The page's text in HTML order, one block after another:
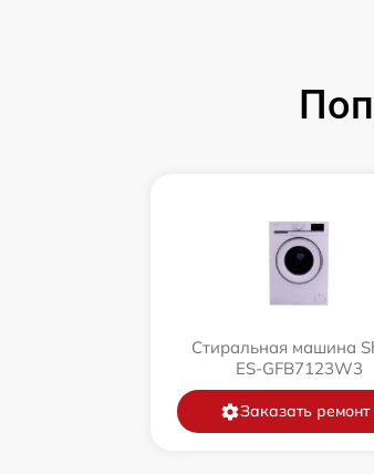
Стиральная машина
ES-GFB7123W3
Заказать ремонт